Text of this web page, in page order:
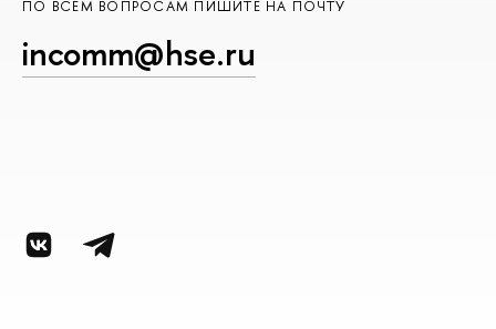
ПО ВСЕМ ВОПРОСАМ ПИШИТЕ НА ПОЧТУ
incomm@hse.ru